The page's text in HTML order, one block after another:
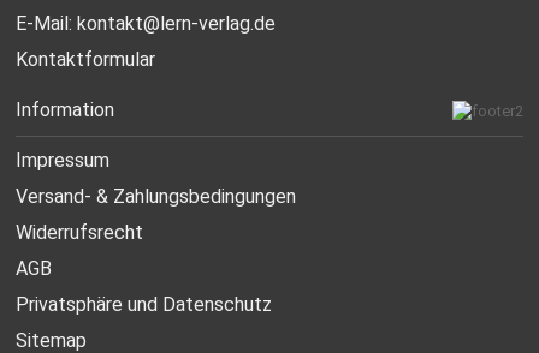
E-Mail:kontakt@lern-verlag.de
Kontaktformular
Information
Impressum
Versand- & Zahlungsbedingungen
Widerrufsrecht
AGB
Privatsphäre und Datenschutz
Sitemap